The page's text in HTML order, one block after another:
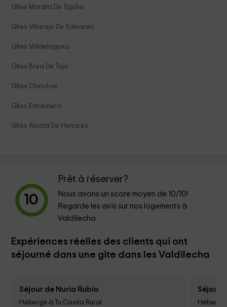
Gîtes Morata De Tajuña
Gîtes Villarejo De Salvanes
Gîtes Valdelaguna
Gîtes Brea De Tajo
Gîtes Chinchon
Gîtes Estremera
Gîtes Alcalá De Henares
10
Prêt à réserver?
Nous avons un score moyen de 10/10!
Regarde les avis sur nos logements à
Valdilecha
Expériences réelles des clients qui ont
séjourné dans une gite dans les Valdilecha
Séjour de Nuria Rubio
Hébergé à Tu Casita Rural
Séjour
Hébergé